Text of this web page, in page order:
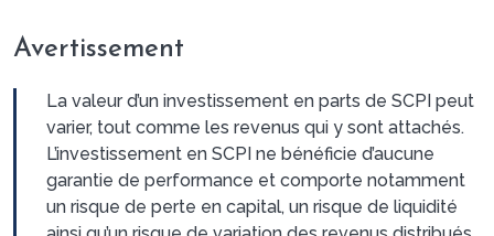
Avertissement
La valeur d’un investissement en parts de SCPI peut
varier, tout comme les revenus qui y sont attachés.
L’investissement en SCPI ne bénéficie d’aucune
garantie de performance et comporte notamment
un risque de perte en capital, un risque de liquidité